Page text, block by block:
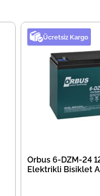
Ücretsiz Kargo
Orbus 6-DZM-24
Elektrikli Bisiklet